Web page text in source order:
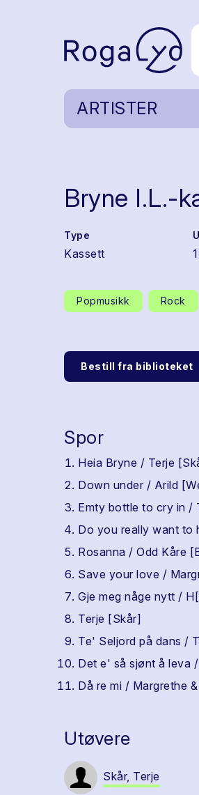
ARTISTER
Bryne I.L.-
Type
Kassett
Popmusikk Rock
Bestill fra biblioteket
Spor
Heia Bryne / Terje
Down under / Arild
Emty bottle to cry in /
Do you really want to
Rosanna / Odd Kåre
Save your love /
Gje meg någe nytt /
Terje [Skår]
Te' Seljord på dans /
Det e' så sjønt å leva
Då re mi / Margrethe
Utøvere
Skår, Terje